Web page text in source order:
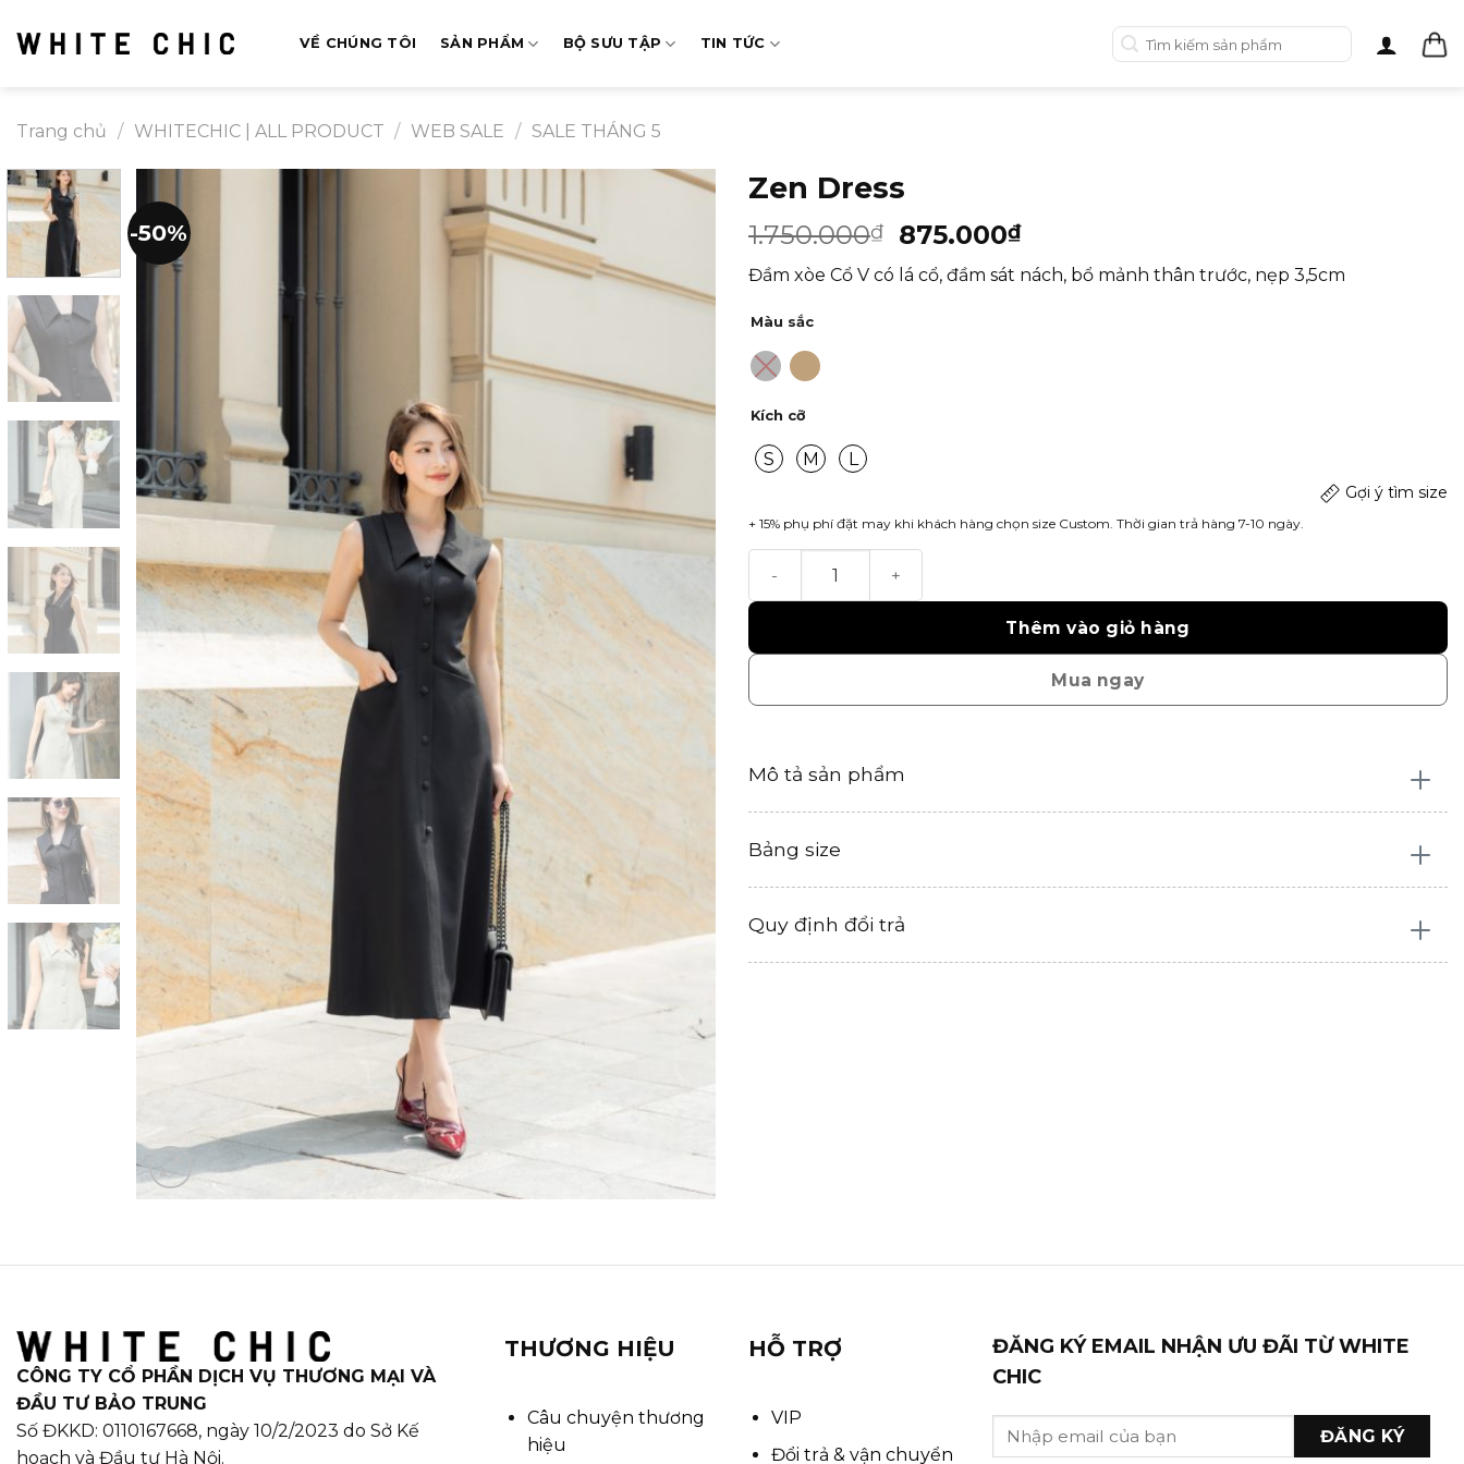
qua
VỀ CHÚNG TÔI SẢN PHẨM BỘ SƯU TẬP TIN TỨC
Tìm
kiếm:
Trang chủ / WHITECHIC | ALL PRODUCT / WEB SALE / SALE THÁNG 5
-50%
Zen Dress
1.750.000₫ 875.000₫
Đầm xòe Cổ V có lá cổ, đầm sát nách, bổ mảnh thân trước, nẹp 3,5cm
Màu sắc
Kích cỡ
S M L
+ 15% phụ phí đặt may khi khách hàng chọn size Custom. Thời gian trả hàng 7-10 ngày.
Gợi ý tìm size
Thêm vào giỏ hàng
Mua ngay
Mô tả sản phẩm
Bảng size
Quy định đổi trả
CÔNG TY CỔ PHẦN DỊCH VỤ THƯƠNG MẠI VÀ
ĐẦU TƯ BẢO TRUNG
Số ĐKKD: 0110167668, ngày 10/2/2023 do Sở Kế
hoạch và Đầu tư Hà Nội.
THƯƠNG HIỆU
Câu chuyện thương
hiệu
HỖ TRỢ
VIP
Đổi trả & vận chuyển
ĐĂNG KÝ EMAIL NHẬN ƯU ĐÃI TỪ WHITE
CHIC